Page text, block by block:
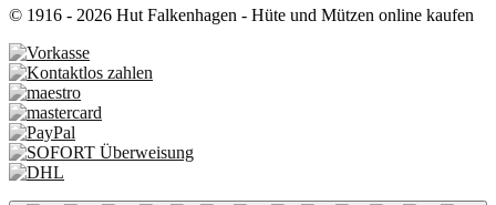
© 1916 - 2026 Hut Falkenhagen - Hüte und Mützen online kaufen